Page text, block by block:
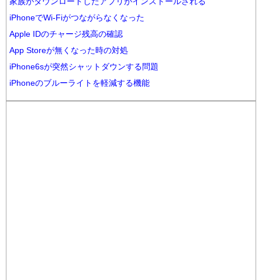
iPhoneでWi-Fiがつながらなくなった
Apple IDのチャージ残高の確認
App Storeが無くなった時の対処
iPhone6sが突然シャットダウンする問題
iPhoneのブルーライトを軽減する機能